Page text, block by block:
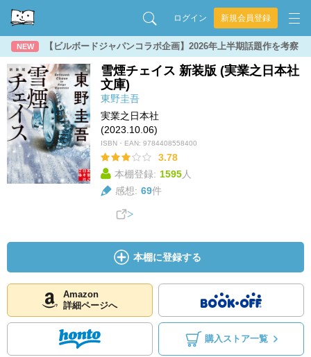
ログイン 新規会員登録
NEW 【ビルボードジャパンコラボ企画】2026年上半期話題作を考察
雪煙チェイス 新装版 (実業之日本社
文庫)
東野圭吾
実業之日本社
(2023.10.06)
ISBN・EAN: 9784408558400
3.78
本棚登録: 1595人
感想: 69件
本棚に登録する
Amazon
詳細ページへ
購入ストア一覧